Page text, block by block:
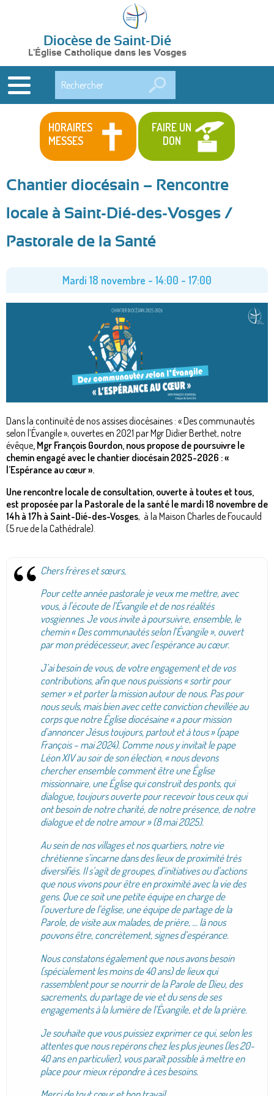
Diocèse de Saint-Dié
L'Église Catholique dans les Vosges
HORAIRES
MESSES
FAIRE UN
DON
Chantier diocésain – Rencontre
locale à Saint-Dié-des-Vosges /
Pastorale de la Santé
Mardi 18 novembre - 14:00 - 17:00
Dans la continuité de nos assises diocésaines : « Des communautés
selon l’Évangile », ouvertes en 2021 par Mgr Didier Berthet, notre
évêque , Mgr François Gourdon, nous propose de poursuivre le
chemin engagé avec le chantier diocésain 2025-2026 : «
l’Espérance au cœur ».
Une rencontre locale de consultation, ouverte à toutes et tous,
est proposée par la Pastorale de la santé le mardi 18 novembre de
14h à 17h à Saint-Dié-des-Vosges, à la Maison Charles de Foucauld
(5 rue de la Cathédrale).
Chers frères et sœurs,
Pour cette année pastorale je veux me mettre, avec
vous, à l’écoute de l’Évangile et de nos réalités
vosgiennes. Je vous invite à poursuivre, ensemble, le
chemin « Des communautés selon l’Évangile », ouvert
par mon prédécesseur, avec l’espérance au cœur.
J’ai besoin de vous, de votre engagement et de vos
contributions, afin que nous puissions « sortir pour
semer » et porter la mission autour de nous. Pas pour
nous seuls, mais bien avec cette conviction chevillée au
corps que notre Église diocésaine « a pour mission
d’annoncer Jésus toujours, partout et à tous » (pape
François – mai 2024). Comme nous y invitait le pape
Léon XIV au soir de son élection, « nous devons
chercher ensemble comment être une Église
missionnaire, une Église qui construit des ponts, qui
dialogue, toujours ouverte pour recevoir tous ceux qui
ont besoin de notre charité, de notre présence, de notre
dialogue et de notre amour » (8 mai 2025).
Au sein de nos villages et nos quartiers, notre vie
chrétienne s’incarne dans des lieux de proximité très
diversifiés. Il s’agit de groupes, d’initiatives ou d’actions
que nous vivons pour être en proximité avec la vie des
gens. Que ce soit une petite équipe en charge de
l’ouverture de l’église, une équipe de partage de la
Parole, de visite aux malades, de prière, … là nous
pouvons être, concrètement, signes d’espérance.
Nous constatons également que nous avons besoin
(spécialement les moins de 40 ans) de lieux qui
rassemblent pour se nourrir de la Parole de Dieu, des
sacrements, du partage de vie et du sens de ses
engagements à la lumière de l’Évangile, et de la prière.
Je souhaite que vous puissiez exprimer ce qui, selon les
attentes que nous repérons chez les plus jeunes (les 20-
40 ans en particulier), vous paraît possible à mettre en
place pour mieux répondre à ces besoins.